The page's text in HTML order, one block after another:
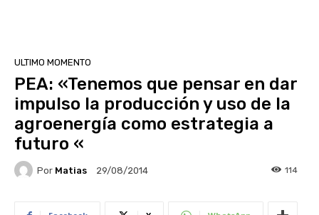
ULTIMO MOMENTO
PEA: «Tenemos que pensar en dar
impulso la producción y uso de la
agroenergía como estrategia a
futuro «
Por Matias 29/08/2014 114